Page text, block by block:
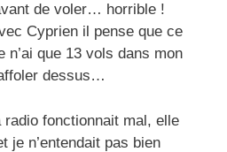
de voler… horrible !
Cyprien il pense que ce
n’ai que 13 vols dans mon
dessus…
fonctionnait mal, elle
je n’entendait pas bien